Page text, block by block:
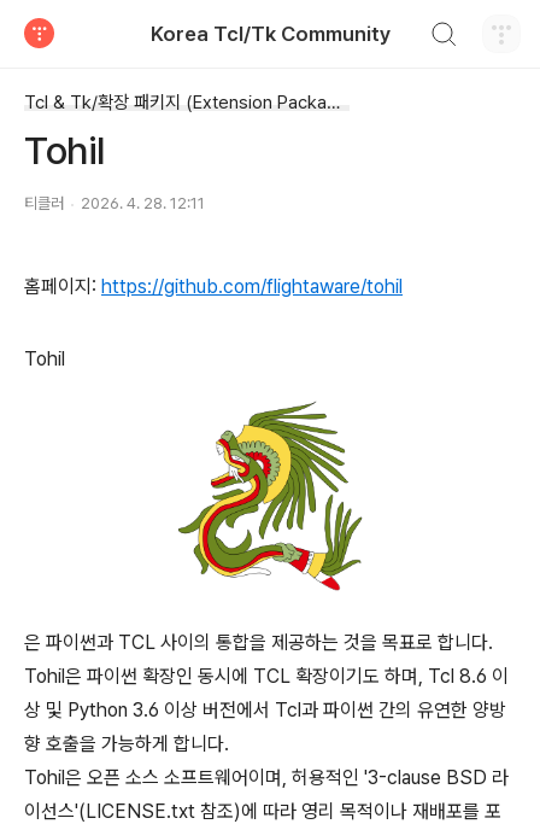
Korea Tcl/Tk Community
Tcl & Tk/확장 패키지 (Extension Package)
Tohil
티클러 2026. 4. 28. 12:11
홈페이지: https://github.com/flightaware/tohil
Tohil
은 파이썬과 TCL 사이의 통합을 제공하는 것을 목표로 합니다.
Tohil은 파이썬 확장인 동시에 TCL 확장이기도 하며, Tcl 8.6 이
상 및 Python 3.6 이상 버전에서 Tcl과 파이썬 간의 유연한 양방
향 호출을 가능하게 합니다.
Tohil은 오픈 소스 소프트웨어이며, 허용적인 '3-clause BSD 라
이선스'(LICENSE.txt 참조)에 따라 영리 목적이나 재배포를 포